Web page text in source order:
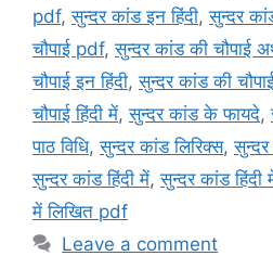
pdf,सुन्दर कांड इन हिंदी,सुन्दर
चौपाई pdf,सुन्दर कांड की चौपाई
चौपाई इन हिंदी,सुन्दर कांड की
चौपाई हिंदी में,सुन्दर कांड के फायदे,
पाठ विधि,सुन्दर कांड लिरिक्स,
सुन्दर कांड हिंदी में,सुन्दर कांड हिंदी
में लिखित pdf
Leave a comment